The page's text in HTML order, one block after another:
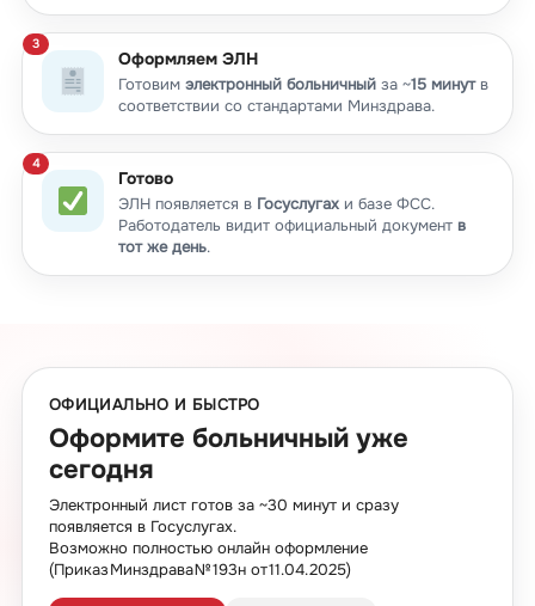
Оформляем ЭЛН
Готовим электронный больничныйза ~15 минутв
соответствии со стандартами Минздрава.
Готово
ЭЛН появляется в Госуслугахи базе ФСС.
Работодатель видит официальный документ в
тот же день.
ОФИЦИАЛЬНО И БЫСТРО
Оформите больничный уже
сегодня
Электронный лист готов за ~30 минут и сразу
появляется в Госуслугах.
Возможно полностью онлайн оформление
(Приказ Минздрава № 193н от 11.04.2025)